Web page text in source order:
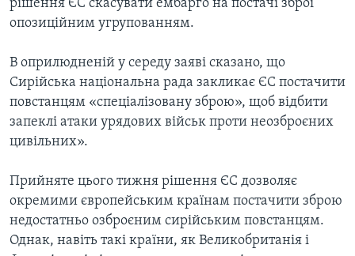
рішення ЄС скасувати ембарго на постачі зброї
опозиційним угрупованням.
В оприлюдненій у середу заяві сказано, що
Сирійська національна рада закликає ЄС постачити
повстанцям «спеціалізовану зброю», щоб відбити
запеклі атаки урядових військ проти неозброєних
цивільних».
Прийняте цього тижня рішення ЄС дозволяє
окремими європейським країнам постачити зброю
недостатньо озброєним сирійським повстанцям.
Однак, навіть такі країни, як Великобританія і